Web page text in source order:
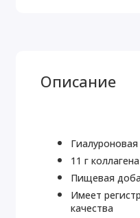
Описание
11 г
Пищевая
Имеет
качества